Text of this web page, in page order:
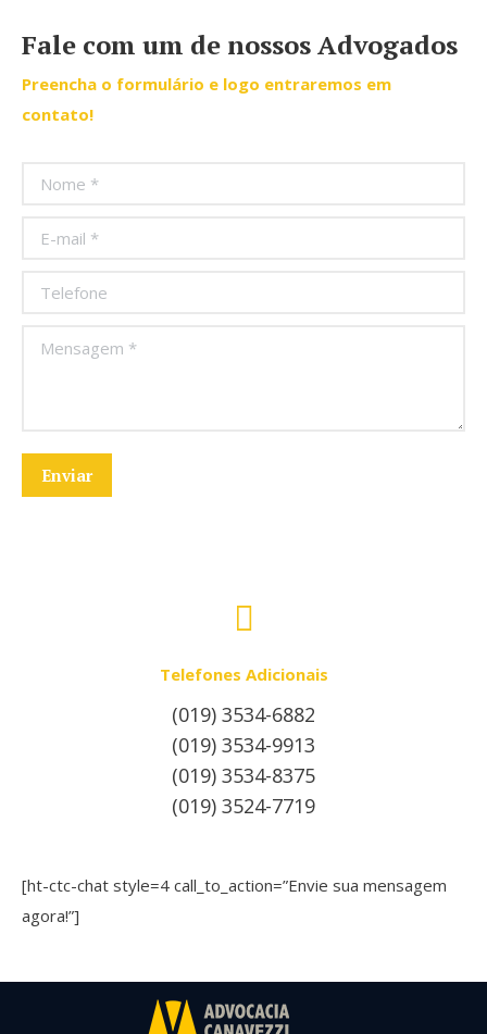
Fale com um de nossos Advogados
Preencha o formulário e logo entraremos em
contato!
Nome *
E-mail *
Telefone
Mensagem *
Enviar
Telefones Adicionais
(019) 3534-6882
(019) 3534-9913
(019) 3534-8375
(019) 3524-7719
[ht-ctc-chat style=4 call_to_action=”Envie sua mensagem
agora!”]